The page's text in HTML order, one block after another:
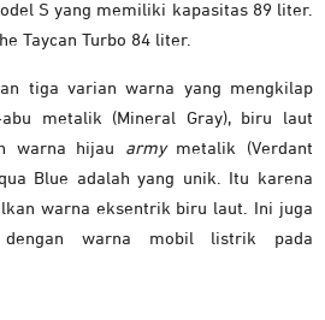
S yang memiliki kapasitas 89 liter.
Taycan Turbo 84 liter.
tiga varian warna yang mengkilap
metalik (Mineral Gray), biru laut
warna hijau armymetalik (Verdant
Blue adalah yang unik. Itu karena
warna eksentrik biru laut. Ini juga
dengan warna mobil listrik pada